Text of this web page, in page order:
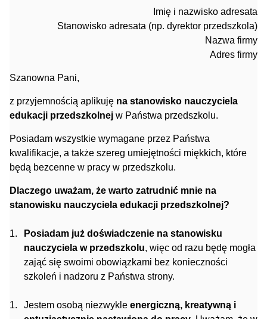
Imię i nazwisko adresata
Stanowisko adresata (np. dyrektor przedszkola)
Nazwa firmy
Adres firmy
Szanowna Pani,
z przyjemnością aplikuję na stanowisko nauczyciela
edukacji przedszkolnej w Państwa przedszkolu.
Posiadam wszystkie wymagane przez Państwa
kwalifikacje, a także szereg umiejętności miękkich, które
będą bezcenne w pracy w przedszkolu.
Dlaczego uważam, że warto zatrudnić mnie na
stanowisku nauczyciela edukacji przedszkolnej?
Posiadam już doświadczenie na stanowisku
nauczyciela w przedszkolu, więc od razu będę mogła
zająć się swoimi obowiązkami bez konieczności
szkoleń i nadzoru z Państwa strony.
Jestem osobą niezwykle energiczną, kreatywną i